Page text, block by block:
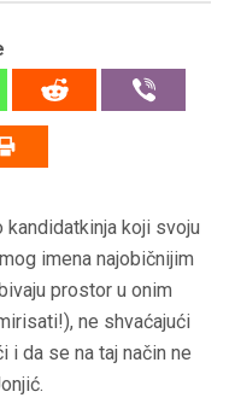
kandidatkinja koji svoju
imena najobičnijim
prostor u onim
ne shvaćajući
i da se na taj način ne